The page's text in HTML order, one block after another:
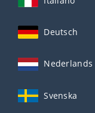
Deutsch
Nederlands
Svenska